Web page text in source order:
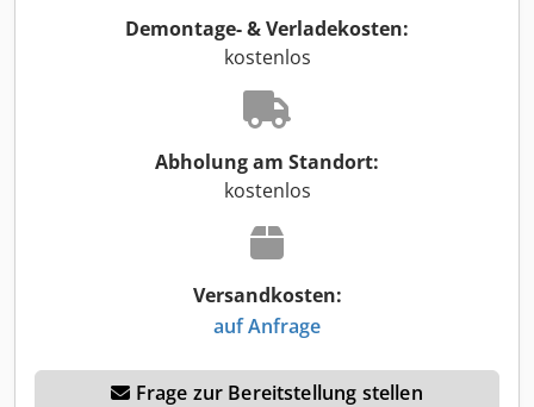
Demontage- & Verladekosten:
kostenlos
Abholung am Standort:
kostenlos
Versandkosten:
auf Anfrage
Frage zur Bereitstellung stellen